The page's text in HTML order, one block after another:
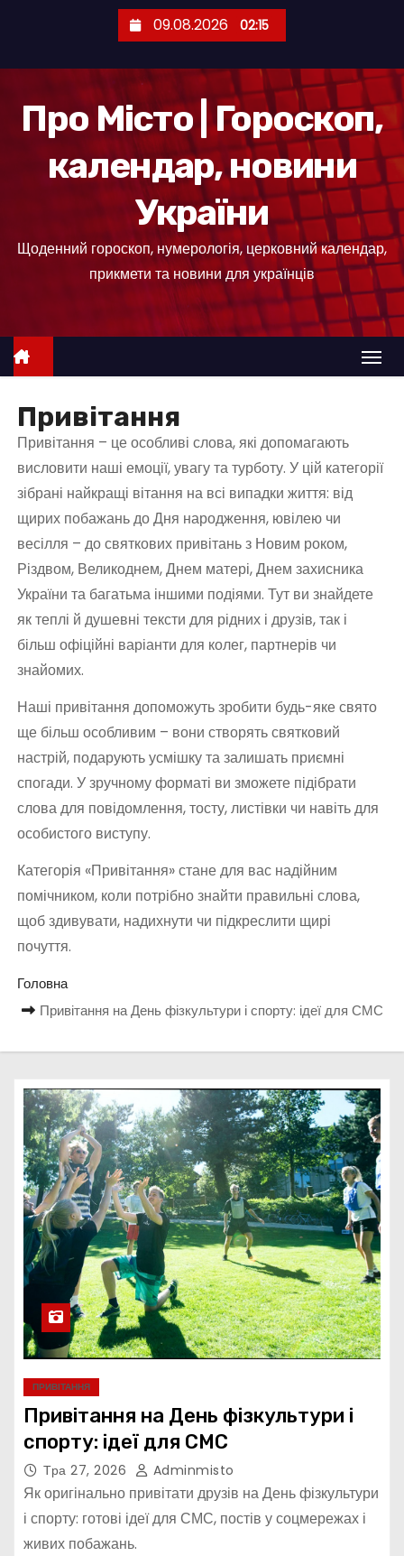
е
09.08.2026 02:15
Про Місто | Гороскоп,
календар, новини
України
Щоденний гороскоп, нумерологія, церковний календар,
прикмети та новини для українців
Привітання
Привітання – це особливі слова, які допомагають
висловити наші емоції, увагу та турботу. У цій категорії
зібрані найкращі вітання на всі випадки життя: від
щирих побажань до Дня народження, ювілею чи
весілля – до святкових привітань з Новим роком,
Різдвом, Великоднем, Днем матері, Днем захисника
України та багатьма іншими подіями. Тут ви знайдете
як теплі й душевні тексти для рідних і друзів, так і
більш офіційні варіанти для колег, партнерів чи
знайомих.
Наші привітання допоможуть зробити будь-яке свято
ще більш особливим – вони створять святковий
настрій, подарують усмішку та залишать приємні
спогади. У зручному форматі ви зможете підібрати
слова для повідомлення, тосту, листівки чи навіть для
особистого виступу.
Категорія «Привітання» стане для вас надійним
помічником, коли потрібно знайти правильні слова,
щоб здивувати, надихнути чи підкреслити щирі
почуття.
Головна
Привітання на День фізкультури і спорту: ідеї для СМС
ПРИВІТАННЯ
Привітання на День фізкультури і
спорту: ідеї для СМС
Тра 27, 2026 Adminmisto
Як оригінально привітати друзів на День фізкультури
і спорту: готові ідеї для СМС, постів у соцмережах і
живих побажань.